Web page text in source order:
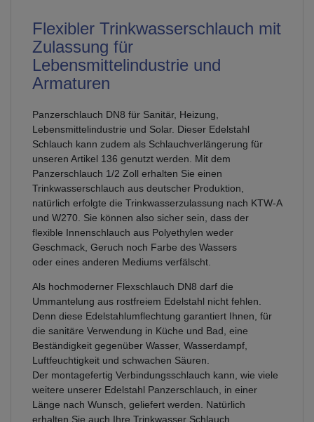
Flexibler Trinkwasserschlauch mit
Zulassung für
Lebensmittelindustrie und
Armaturen
Panzerschlauch DN8 für Sanitär, Heizung,
Lebensmittelindustrie und Solar. Dieser Edelstahl
Schlauch kann zudem als Schlauchverlängerung für
unseren Artikel 136 genutzt werden. Mit dem
Panzerschlauch 1/2 Zoll erhalten Sie einen
Trinkwasserschlauch aus deutscher Produktion,
natürlich erfolgte die Trinkwasserzulassung nach KTW-A
und W270. Sie können also sicher sein, dass der
flexible Innenschlauch aus Polyethylen weder
Geschmack, Geruch noch Farbe des Wassers
oder eines anderen Mediums verfälscht.
Als hochmoderner Flexschlauch DN8 darf die
Ummantelung aus rostfreiem Edelstahl nicht fehlen.
Denn diese Edelstahlumflechtung garantiert Ihnen, für
die sanitäre Verwendung in Küche und Bad, eine
Beständigkeit gegenüber Wasser, Wasserdampf,
Luftfeuchtigkeit und schwachen Säuren.
Der montagefertig Verbindungsschlauch kann, wie viele
weitere unserer Edelstahl Panzerschlauch, in einer
Länge nach Wunsch, geliefert werden. Natürlich
erhalten Sie auch Ihre Trinkwasser Schlauch